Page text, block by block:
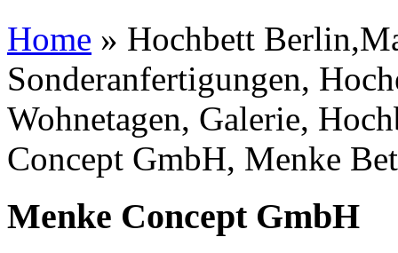
Home » Hochbett
Sonderanfertigungen,
Wohnetagen, Galerie,
Concept GmbH, Menke
Menke Concept GmbH